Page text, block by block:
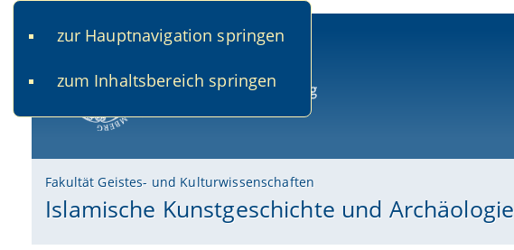
zur Hauptnavigation springen
zum Inhaltsbereich springen
Fakultät Geistes- und Kulturwissenschaften
Islamische Kunstgeschichte und Archäologie